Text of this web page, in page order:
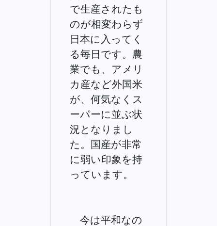
で生産されたも
のが相変わらず
日本に入ってく
る毎日です。農
業でも、アメリ
カ産など外国米
が、何気なくス
ーパーに並ぶ状
況となりまし
た。国産が非常
に弱い印象を持
っています。
今は平和なの